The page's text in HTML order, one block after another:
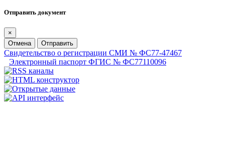
Отправить документ
×
Отмена
Отправить
Свидетельство о регистрации СМИ № ФС77-47467
Электронный паспорт ФГИС № ФС77110096